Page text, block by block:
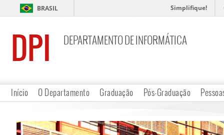
BRASIL Simplifique!
DPI DEPARTAMENTO DE INFORMÁTICA
Início O Departamento Graduação Pós-Graduação